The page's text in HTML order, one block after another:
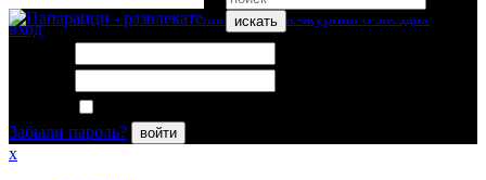
искать
вход
Забыли пароль?
войти
x